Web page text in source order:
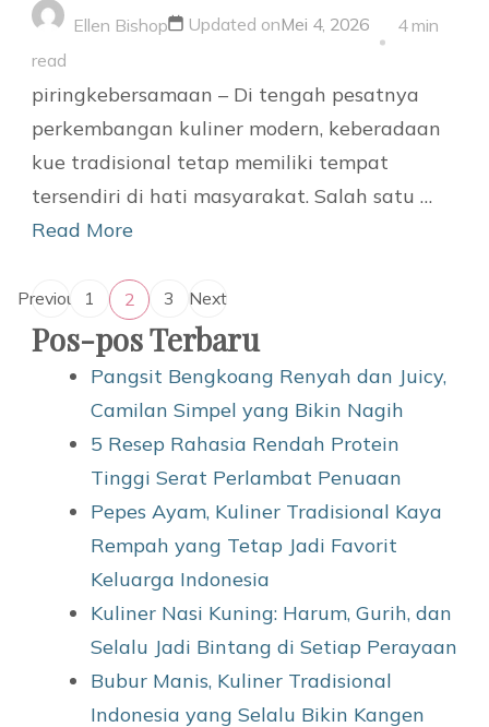
Ellen Bishop Updated onMei 4, 2026
4 min
read
piringkebersamaan – Di tengah pesatnya
perkembangan kuliner modern, keberadaan
kue tradisional tetap memiliki tempat
tersendiri di hati masyarakat. Salah satu …
Read More
Paginasi
pos
Previous Page
1 Page
2 Page
3 Next
Pos-pos Terbaru
Pangsit Bengkoang Renyah dan Juicy,
Camilan Simpel yang Bikin Nagih
5 Resep Rahasia Rendah Protein
Tinggi Serat Perlambat Penuaan
Pepes Ayam, Kuliner Tradisional Kaya
Rempah yang Tetap Jadi Favorit
Keluarga Indonesia
Kuliner Nasi Kuning: Harum, Gurih, dan
Selalu Jadi Bintang di Setiap Perayaan
Bubur Manis, Kuliner Tradisional
Indonesia yang Selalu Bikin Kangen